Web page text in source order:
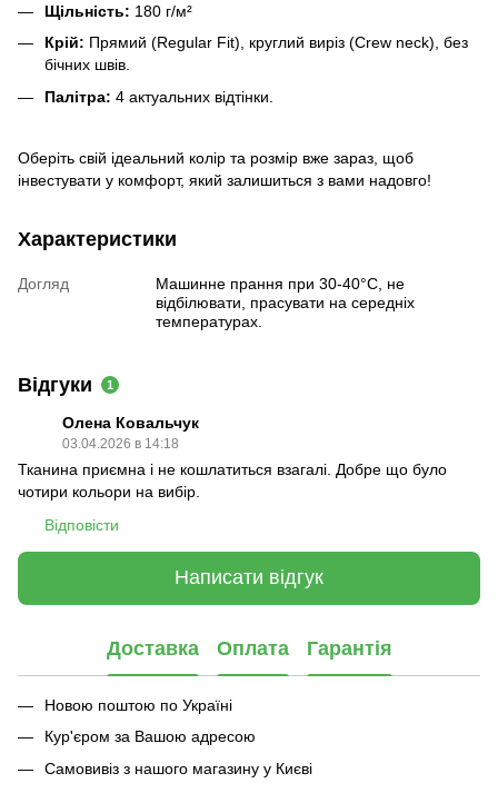
Щільність: 180 г/м²
Крій: Прямий (Regular Fit), круглий виріз (Crew neck), без
бічних швів.
Палітра: 4 актуальних відтінки.
Оберіть свій ідеальний колір та розмір вже зараз, щоб
інвестувати у комфорт, який залишиться з вами надовго!
Характеристики
Догляд
Машинне прання при 30-40°C, не
відбілювати, прасувати на середніх
температурах.
Відгуки 1
Олена Ковальчук
03.04.2026 в 14:18
Тканина приємна і не кошлатиться взагалі. Добре що було
чотири кольори на вибір.
Відповісти
Написати відгук
Доставка Оплата Гарантія
Новою поштою по Україні
Кур'єром за Вашою адресою
Самовивіз з нашого магазину у Києві